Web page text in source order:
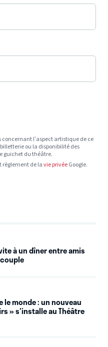
l’aspect artistique de ce
ou la disponibilité des
guichet du théâtre.
règlement de lavie privéeGoogle.
à un dîner entre amis
monde : un nouveau
» s'installe au Théâtre